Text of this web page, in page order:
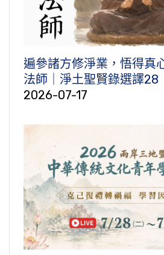
遍參諸方修淨業，悟得真
法師｜淨土聖賢錄選譯28
2026-07-17